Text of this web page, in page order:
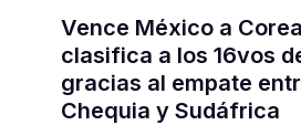
Vence México a
clasifica a los 16vos
gracias al empate
Chequia y Sudáfrica